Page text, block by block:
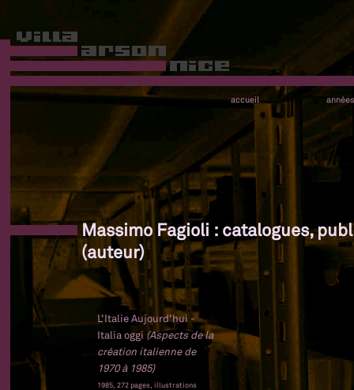
accueil années
Massimo Fagioli : catalogues,
(auteur)
L'Italie Aujourd'hui -
Italia oggi(Aspects de la
création italienne de
1970 à 1985)
1985, 272 pages, illustrations